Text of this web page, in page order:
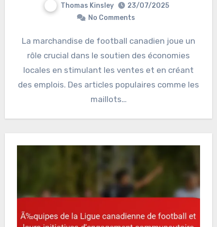
Thomas Kinsley
23/07/2025
No Comments
La marchandise de football canadien joue un
rôle crucial dans le soutien des économies
locales en stimulant les ventes et en créant
des emplois. Des articles populaires comme les
maillots…